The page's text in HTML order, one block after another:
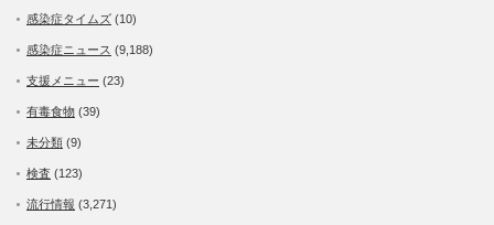
感染症タイムズ (10)
感染症ニュース (9,188)
支援メニュー (23)
有毒食物 (39)
未分類 (9)
検査 (123)
流行情報 (3,271)